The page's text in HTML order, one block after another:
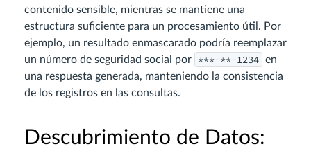
contenido sensible, mientras se mantiene una
estructura suficiente para un procesamiento útil. Por
ejemplo, un resultado enmascarado podría reemplazar
un número de seguridad social por
***-**-1234 en
una respuesta generada, manteniendo la consistencia
de los registros en las consultas.
Descubrimiento de Datos: